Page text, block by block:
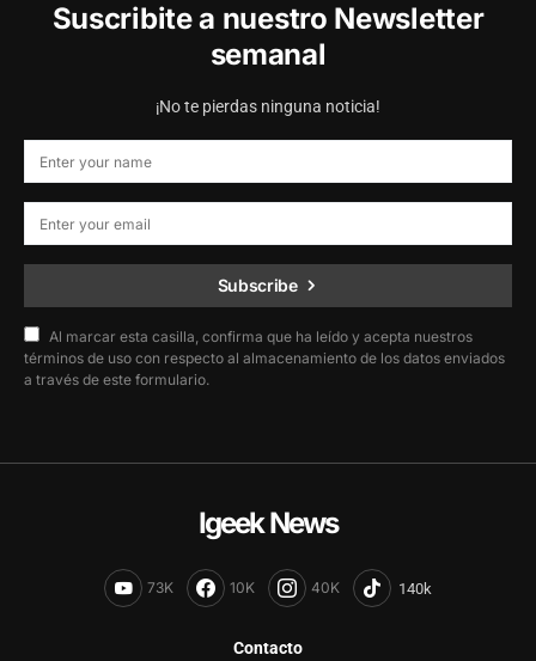
Suscribite a nuestro Newsletter
semanal
¡No te pierdas ninguna noticia!
Subscribe
Al marcar esta casilla, confirma que ha leído y acepta nuestros
términos de uso con respecto al almacenamiento de los datos enviados
a través de este formulario.
Igeek News
73K 10K 40K
Contacto